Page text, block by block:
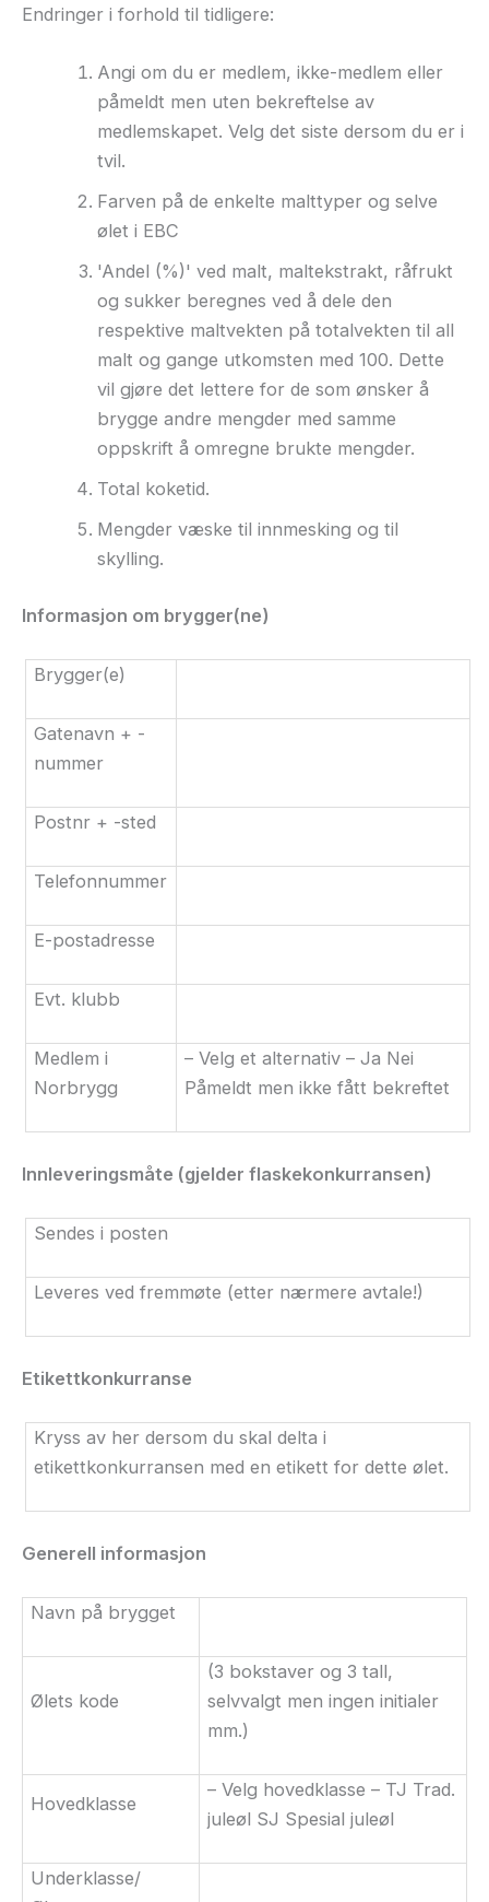
Endringer i forhold til tidligere:
Angi om du er medlem, ikke-medlem eller
påmeldt men uten bekreftelse av
medlemskapet. Velg det siste dersom du er i
tvil.
Farven på de enkelte malttyper og selve
ølet i EBC
'Andel (%)' ved malt, maltekstrakt, råfrukt
og sukker beregnes ved å dele den
respektive maltvekten på totalvekten til all
malt og gange utkomsten med 100. Dette
vil gjøre det lettere for de som ønsker å
brygge andre mengder med samme
oppskrift å omregne brukte mengder.
Total koketid.
Mengder væske til innmesking og til
skylling.
Informasjon om brygger(ne)
Brygger(e)
Gatenavn + -
nummer
Postnr + -sted
Telefonnummer
E-postadresse
Evt. klubb
Medlem i
Norbrygg
– Velg et alternativ – Ja Nei
Påmeldt men ikke fått bekreftet
Innleveringsmåte (gjelder flaskekonkurransen)
Sendes i posten
Leveres ved fremmøte (etter nærmere avtale!)
Etikettkonkurranse
Kryss av her dersom du skal delta i
etikettkonkurransen med en etikett for dette ølet.
Generell informasjon
Navn på brygget
Ølets kode
(3 bokstaver og 3 tall,
selvvalgt men ingen initialer
mm.)
Hovedklasse
– Velg hovedklasse – TJ Trad.
juleøl SJ Spesial juleøl
Underklasse/